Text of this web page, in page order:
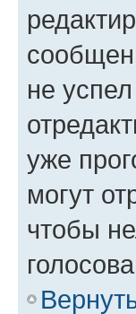
не
уже
могут
чтобы